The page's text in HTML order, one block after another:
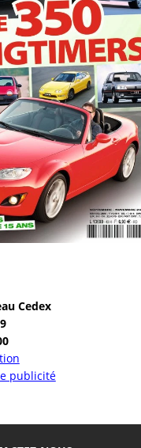
Cedex
publicité